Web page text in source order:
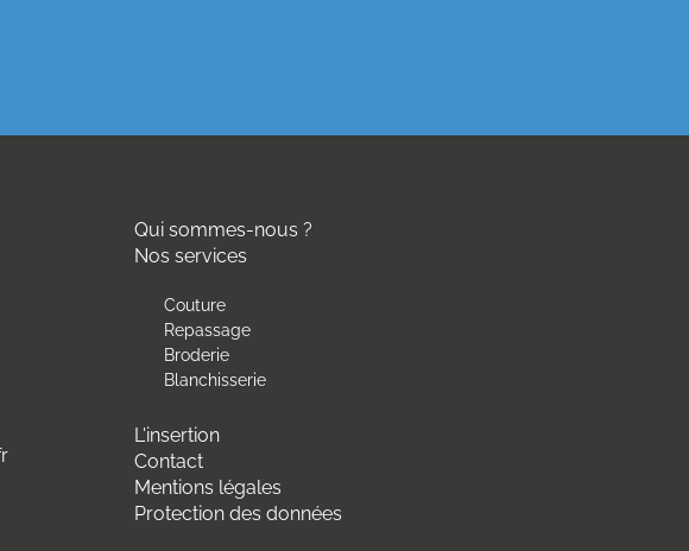
Qui sommes-nous ?
Nos services
Couture
Repassage
Broderie
Blanchisserie
L'insertion
Contact
Mentions légales
Protection des données